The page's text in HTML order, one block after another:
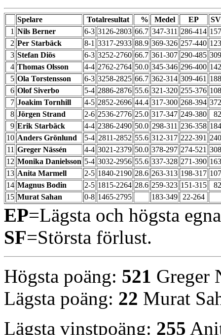
Spelare Totalresultat % Medel EP
SV
1 Nils Berner 6-3 3126-2803 66.7 347-311 286-414 157
2 Per Starbäck 8-1 3317-2933 88.9 369-326 257-440 123
3 Stefan Diös 6-3 3252-2760 66.7 361-307 290-485 309
4 Thomas Olsson 4-4 2762-2764 50.0 345-346 296-400 142
5 Ola Torstensson 6-3 3258-2825 66.7 362-314 309-461 188
6 Olof Siverbo 5-4 2886-2876 55.6 321-320 255-376 108
7 Joakim Tornhill 4-5 2852-2696 44.4 317-300 268-394 372
8 Jörgen Strand 2-6 2536-2776 25.0 317-347 249-380
82
9 Erik Starbäck 4-4 2386-2490 50.0 298-311 236-358 184
10 Anders Grönlund 5-4 2811-2852 55.6 312-317 222-391 240
11 Greger Nässén 4-4 3021-2379 50.0 378-297 274-521 308
12 Monika Danielsson 5-4 3032-2956 55.6 337-328 271-390 163
13 Anita Marmell 2-5 1840-2190 28.6 263-313 198-317 107
14 Magnus Bodin 2-5 1815-2264 28.6 259-323 151-315
82
15 Murat Sahan 0-8 1465-2795 183-349 22-264
EP=Lägsta och högsta
SF=Största förlust.
Högsta poäng: 521 Greger
Lägsta poäng: 22 Murat
Lägsta vinstpoäng: 255